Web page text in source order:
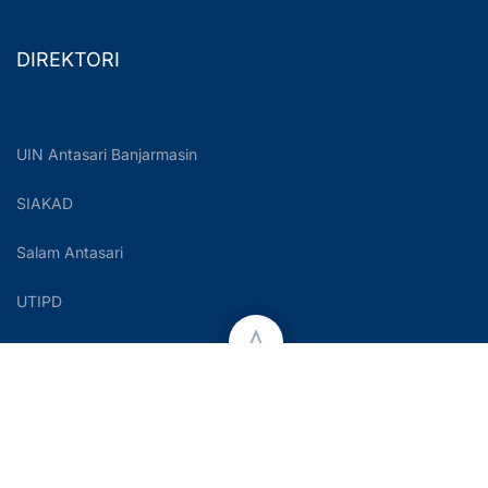
DIREKTORI
UIN Antasari Banjarmasin
SIAKAD
Salam Antasari
UTIPD